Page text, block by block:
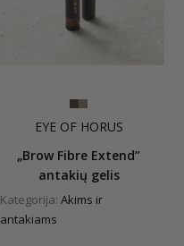
EYE OF HORUS
„Brow Fibre Extend”
antakių gelis
Kategorija: Akims ir
antakiams